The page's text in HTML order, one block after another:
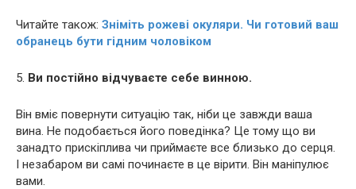
Читайте також: Зніміть рожеві окуляри. Чи готовий ваш
обранець бути гідним чоловіком
5. Ви постійно відчуваєте себе винною.
Він вміє повернути ситуацію так, ніби це завжди ваша
вина. Не подобається його поведінка? Це тому що ви
занадто прискіплива чи приймаєте все близько до серця.
І незабаром ви самі починаєте в це вірити. Він маніпулює
вами.